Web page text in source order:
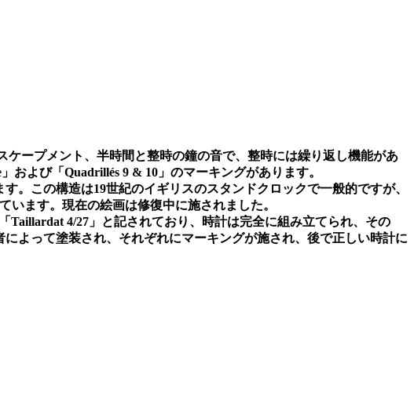
ケープメント、半時間と整時の鐘の音で、整時には繰り返し機能があ
」および「 Quadrillés 9 & 10 」のマーキングがあります。
す。この構造は19世紀のイギリスのスタンドクロックで一般的ですが、
います。現在の絵画は修復中に施されました。
Taillardat 4/27 」と記されており、時計は完全に組み立てられ、その
よって塗装され、それぞれにマーキングが施され、後で正しい時計に